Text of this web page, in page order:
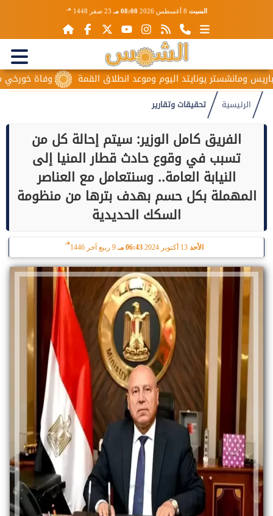
السبت 08:08 مـ 23 صفر 1448 هـ
وفاة خورخي ميسي ومانشستر يونايتد اليوم وموعد انطلاق القمة
الرئيسية تحقيقات وتقارير
الفريق كامل الوزير: سيتم إحالة كل من
تسبب في وقوع حادث قطار المنيا إلى
النيابة العامة.. وسنتعامل مع العناصر
المهملة بكل حسم بهدف بترها من منظومة
السكك الحديدية
الأحد 13 أكتوبر 2024 06:43 مـ 9 ربيع آخر 1446
هـ